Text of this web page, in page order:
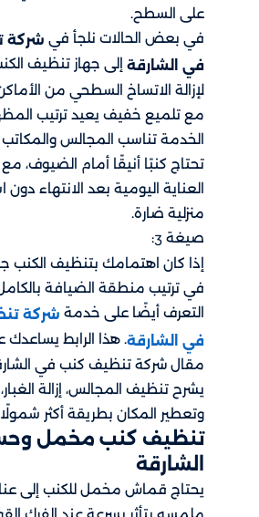
على السطح.
في بعض الحالات نلجأ في شركة
في الشارقة
إلى جهاز تنظيف
لإزالة الاتساخ السطحي من
مع تلميع خفيف يعيد ترتيب
الخدمة تناسب المجالس والمكاتب
تحتاج كنبًا أنيقًا أمام الضيوف،
العناية اليومية بعد الانتهاء
منزلية ضارة.
صيغة 3
:
إذا كان اهتمامك بتنظيف الكنب
في ترتيب منطقة الضيافة
التعرف أيضًا على خدمة شركة
في الشارقة. هذا الرابط يساعدك
مقال شركة تنظيف كنب في
يشرح تنظيف المجالس، إزالة
وتعطير المكان بطريقة أكثر
تنظيف كنب مخمل
الشارقة
يحتاج قماش مخمل للكنب إلى